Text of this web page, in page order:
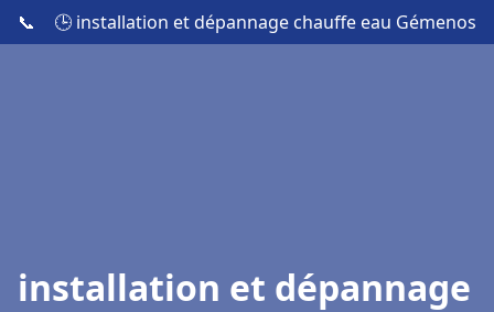
📞 🕒 installation et dépannage chauffe eau Gémenos
installation et dépannage